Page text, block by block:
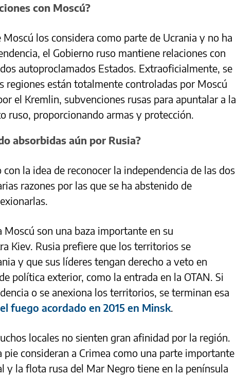
con Moscú?
los considera como parte de Ucrania y no ha
el Gobierno ruso mantiene relaciones con
autoproclamados Estados. Extraoficialmente, se
regiones están totalmente controladas por Moscú
el Kremlin, subvenciones rusas para apuntalar a la
ruso, proporcionando armas y protección.
absorbidas aún por Rusia?
con la idea de reconocer la independencia de las dos
razones por las que se ha abstenido de
Moscú son una baza importante en su
Kiev. Rusia prefiere que los territorios se
y que sus líderes tengan derecho a veto en
política exterior, como la entrada en la OTAN. Si
o se anexiona los territorios, se terminan esa
fuego acordado en 2015 en Minsk.
locales no sienten gran afinidad por la región.
pie consideran a Crimea como una parte importante
y la flota rusa del Mar Negro tiene en la península